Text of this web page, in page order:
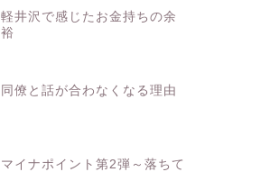
軽井沢で感じたお金持ちの余
裕
同僚と話が合わなくなる理由
マイナポイント第2弾～落ちて